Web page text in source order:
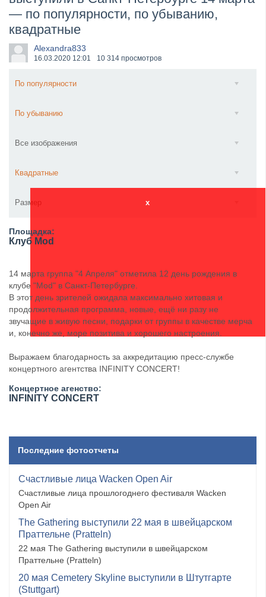
​Wacken Open Air 2027 объявил новую волну участ...
— по популярности, по убыванию,
квадратные
Alexandra833
16.03.2020 12:01 10 314 просмотров
По популярности
По убыванию
Все изображения
Квадратные
Размер x
Площадка:
Клуб Mod
14 марта группа "4 Апреля" отметила 12 день рождения в
клубе "Mod" в Санкт-Петербурге.
В этот день зрителей ожидала максимально хитовая и
продолжительная программа, новые, ещё ни разу не
звучащие в живую песни, подарки от группы в качестве мерча
и, конечно же, море позитива и хорошего настроения.
Выражаем благодарность за аккредитацию пресс-службе
концертного агентства ​INFINITY CONCERT!
Концертное агенство:
​INFINITY CONCERT
Последние фотоотчеты
Счастливые лица Wacken Open Air
Счастливые лица прошлогоднего фестиваля Wacken
Open Air
The Gathering выступили 22 мая в швейцарском
Праттельне (Pratteln)
22 мая The Gathering выступили в швейцарском
Праттельне (Pratteln)
20 мая Cemetery Skyline выступили в Штутгарте
(Stuttgart)